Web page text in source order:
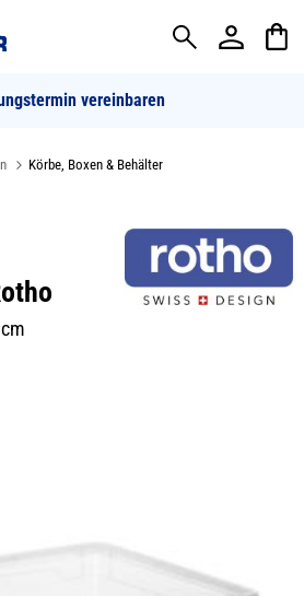
vereinbaren
Körbe, Boxen & Behälter